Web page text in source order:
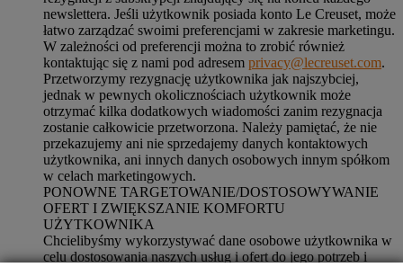
newslettera. Jeśli użytkownik posiada konto Le Creuset, może
łatwo zarządzać swoimi preferencjami w zakresie marketingu.
W zależności od preferencji można to zrobić również
kontaktując się z nami pod adresem privacy@lecreuset.com.
Przetworzymy rezygnację użytkownika jak najszybciej,
jednak w pewnych okolicznościach użytkownik może
otrzymać kilka dodatkowych wiadomości zanim rezygnacja
zostanie całkowicie przetworzona. Należy pamiętać, że nie
przekazujemy ani nie sprzedajemy danych kontaktowych
użytkownika, ani innych danych osobowych innym spółkom
w celach marketingowych.
PONOWNE TARGETOWANIE/DOSTOSOWYWANIE
OFERT I ZWIĘKSZANIE KOMFORTU
UŻYTKOWNIKA
Chcielibyśmy wykorzystywać dane osobowe użytkownika w
celu dostosowania naszych usług i ofert do jego potrzeb i